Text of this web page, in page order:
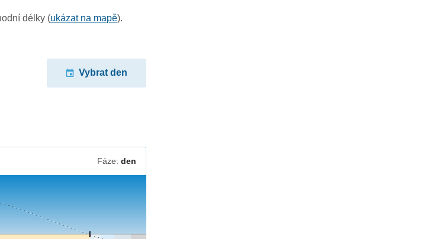
délky (ukázat na mapě).
Vybrat den
Fáze: den